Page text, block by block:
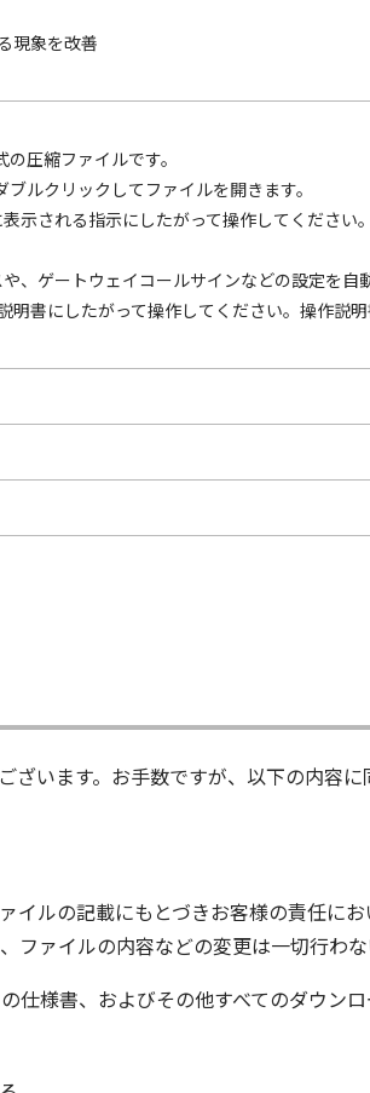
現象を改善
圧縮ファイルです。
ルクリックしてファイルを開きます。
示される指示にしたがって操作してください。
ゲートウェイコールサインなどの設定を自
書にしたがって操作してください。操作説明
います。お手数ですが、以下の内容
ルの記載にもとづきお客様の責任に
ァイルの内容などの変更は一切行わな
仕様書、およびその他すべてのダウン